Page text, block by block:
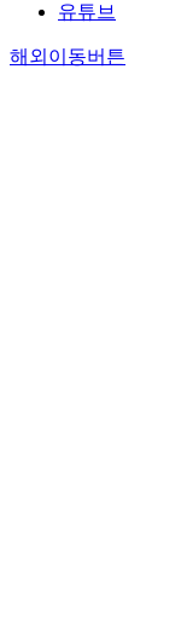
유튜브
해외이동버튼